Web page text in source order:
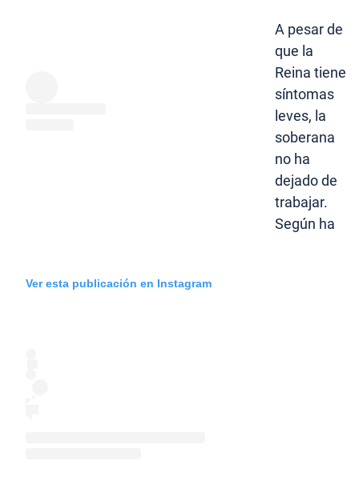
Ver esta publicación en Instagram
A pesar de
que la
Reina tiene
síntomas
leves, la
soberana
no ha
dejado de
trabajar.
Según ha